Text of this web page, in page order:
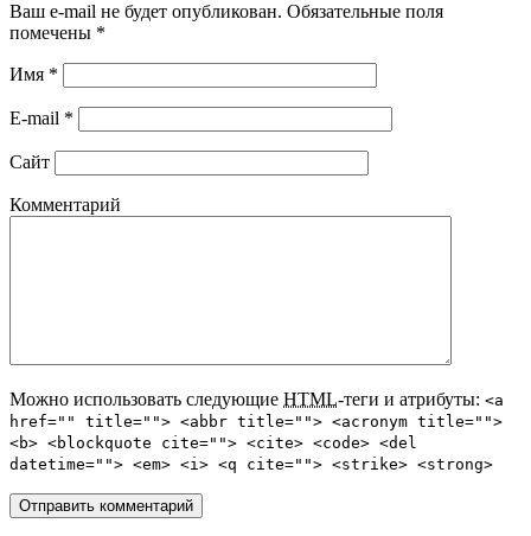
Ваш e-mail не будет опубликован. Обязательные поля
помечены *
Имя *
E-mail *
Сайт
Комментарий
Можно использовать следующие HTML-теги и атрибуты: <a
href="" title=""> <abbr title=""> <acronym title="">
<b> <blockquote cite=""> <cite> <code> <del
datetime=""> <em> <i> <q cite=""> <strike> <strong>